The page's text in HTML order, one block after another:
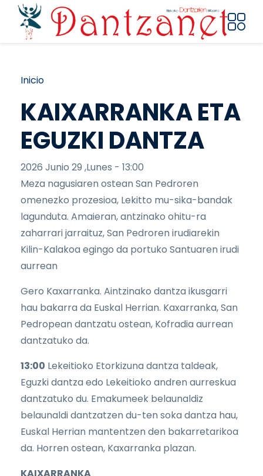
Pasar al contenido principal
Ruta de navegación
Inicio
KAIXARRANKA ETA
EGUZKI DANTZA
2026 Junio 29 ,Lunes - 13:00
Meza nagusiaren ostean San Pedroren
omenezko prozesioa, Lekitto mu-sika-bandak
lagunduta. Amaieran, antzinako ohitu-ra
zaharrari jarraituz, San Pedroren irudiarekin
Kilin-Kalakoa egingo da portuko Santuaren irudi
aurrean
Gero Kaxarranka. Aintzinako dantza ikusgarri
hau bakarra da Euskal Herrian. Kaxarranka, San
Pedropean dantzatu ostean, Kofradia aurrean
dantzatuko da.
13:00 Lekeitioko Etorkizuna dantza taldeak,
Eguzki dantza edo Lekeitioko andren aurreskua
dantzatuko du. Emakumeek belaunaldiz
belaunaldi dantzatzen du-ten soka dantza hau,
Euskal Herrian mantentzen den bakarretarikoa
da. Horren ostean, Kaxarranka plazan.